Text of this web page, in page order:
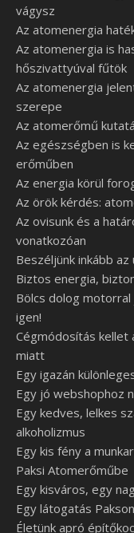
vágysz
Az atomenergia
Az atomenergia is
hőszivattyúval fűtök
Az atomenergia
szerepe
Az atomerőmű
Az egészségben is
erőműben
Az energia körül
Az örök kérdés:
Az ovisunk és a
vonatkozóan
Beszéljünk inkább
Biztos energia,
Bölcs dolog motorral
igen!
Cégmódosítás kellet
miatt
Egy igazán
Egy jó webshophoz
Egy kedves, lelkes
alkoholizmus
Egy kis fény a
Paksi Atomerőműbe
Egy kisváros, egy
Egy látogatás
Életünk apró